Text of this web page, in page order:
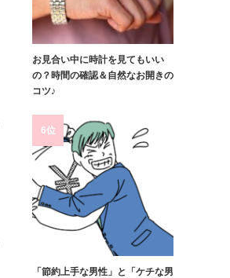
お見合い中に時計を見てもいい
の？時間の確認＆自然なお開きの
コツ♪
6位
「節約上手な男性」と「ケチな男